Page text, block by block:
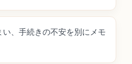
、手続きの不安を別にメモ